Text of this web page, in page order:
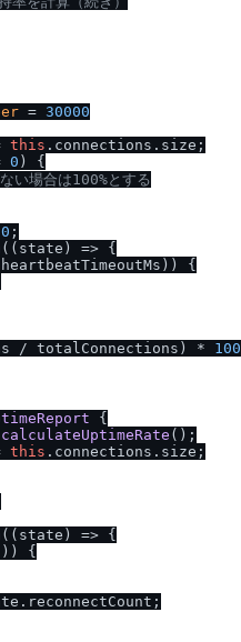
= 30000
this . connections . size ;
0 ) {
い場合は100%とする
0 ;
( ( state ) => {
{
/ totalConnections) * 100
{
calculateUptimeRate ();
this . connections . size ;
( ( state ) => {
{
reconnectCount ;